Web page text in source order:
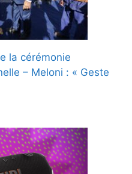
la cérémonie
– Meloni : « Geste